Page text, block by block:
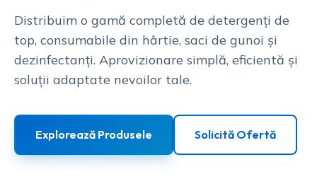
Distribuim o gamă completă de detergenți de
top, consumabile din hârtie, saci de gunoi și
dezinfectanți. Aprovizionare simplă, eficientă și
soluții adaptate nevoilor tale.
Explorează Produsele Solicită Ofertă